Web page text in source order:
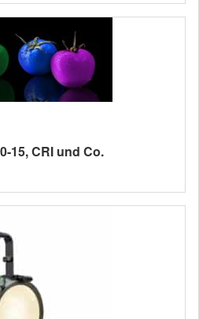
15, CRI und Co.